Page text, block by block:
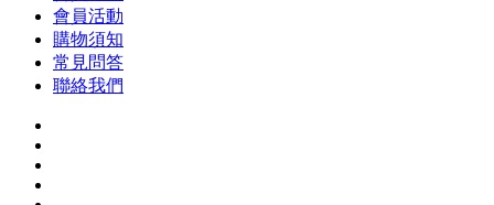
會員活動
購物須知
常見問答
聯絡我們